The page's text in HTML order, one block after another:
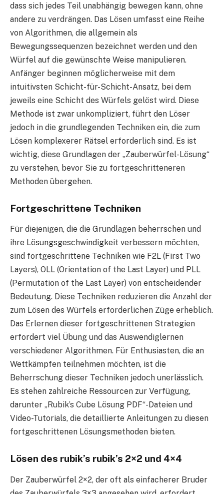
dass sich jedes Teil unabhängig bewegen kann, ohne
andere zu verdrängen. Das Lösen umfasst eine Reihe
von Algorithmen, die allgemein als
Bewegungssequenzen bezeichnet werden und den
Würfel auf die gewünschte Weise manipulieren.
Anfänger beginnen möglicherweise mit dem
intuitivsten Schicht-für-Schicht-Ansatz, bei dem
jeweils eine Schicht des Würfels gelöst wird. Diese
Methode ist zwar unkompliziert, führt den Löser
jedoch in die grundlegenden Techniken ein, die zum
Lösen komplexerer Rätsel erforderlich sind. Es ist
wichtig, diese Grundlagen der „Zauberwürfel-Lösung“
zu verstehen, bevor Sie zu fortgeschritteneren
Methoden übergehen.
Fortgeschrittene Techniken
Für diejenigen, die die Grundlagen beherrschen und
ihre Lösungsgeschwindigkeit verbessern möchten,
sind fortgeschrittene Techniken wie F2L (First Two
Layers), OLL (Orientation of the Last Layer) und PLL
(Permutation of the Last Layer) von entscheidender
Bedeutung. Diese Techniken reduzieren die Anzahl der
zum Lösen des Würfels erforderlichen Züge erheblich.
Das Erlernen dieser fortgeschrittenen Strategien
erfordert viel Übung und das Auswendiglernen
verschiedener Algorithmen. Für Enthusiasten, die an
Wettkämpfen teilnehmen möchten, ist die
Beherrschung dieser Techniken jedoch unerlässlich.
Es stehen zahlreiche Ressourcen zur Verfügung,
darunter „Rubik’s Cube Lösung PDF“-Dateien und
Video-Tutorials, die detaillierte Anleitungen zu diesen
fortgeschrittenen Lösungsmethoden bieten.
Lösen des rubik’s rubik’s 2×2 und 4×4
Der Zauberwürfel 2×2, der oft als einfacherer Bruder